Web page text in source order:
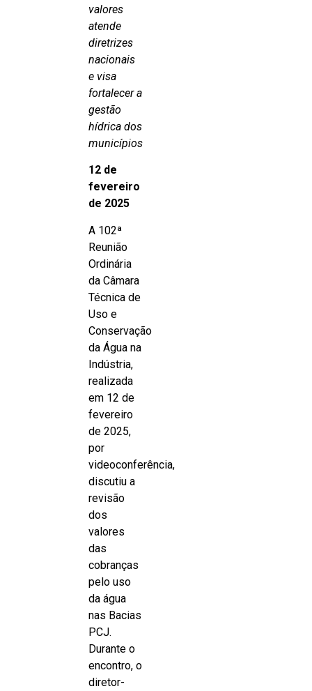
valores
atende
diretrizes
nacionais
e visa
fortalecer a
gestão
hídrica dos
municípios
12 de
fevereiro
de 2025
A 102ª
Reunião
Ordinária
da Câmara
Técnica de
Uso e
Conservação
da Água na
Indústria,
realizada
em 12 de
fevereiro
de 2025,
por
videoconferência,
discutiu a
revisão
dos
valores
das
cobranças
pelo uso
da água
nas Bacias
PCJ.
Durante o
encontro, o
diretor-